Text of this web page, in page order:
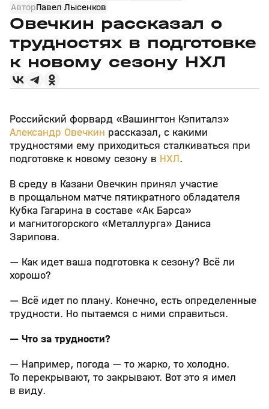
АвторПавел Лысенков
Овечкин рассказал о
трудностях в подготовке
к новому сезону НХЛ
Российский форвард «Вашингтон Кэпиталз»
Александр Овечкин рассказал, с какими
трудностями ему приходиться сталкиваться при
подготовке к новому сезону в НХЛ.
В среду в Казани Овечкин принял участие
в прощальном матче пятикратного обладателя
Кубка Гагарина в составе «Ак Барса»
и магнитогорского «Металлурга» Даниса
Зарипова.
— Как идет ваша подготовка к сезону? Всё ли
хорошо?
— Всё идет по плану. Конечно, есть определенные
трудности. Но пытаемся с ними справиться.
— Что за трудности?
— Например, погода — то жарко, то холодно.
То перекрывают, то закрывают. Вот это я имел
в виду.